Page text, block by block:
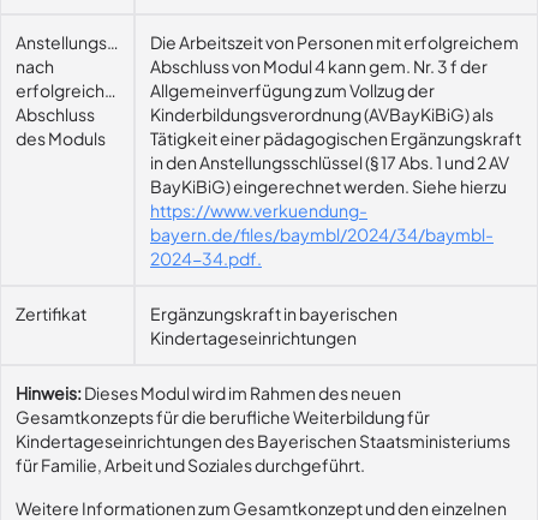
Anstellungsmöglichkeit
nach
erfolgreichem
Abschluss
des Moduls
Die Arbeitszeit von Personen mit erfolgreichem
Abschluss von Modul 4 kann gem. Nr. 3 f der
Allgemeinverfügung zum Vollzug der
Kinderbildungsverordnung (AVBayKiBiG) als
Tätigkeit einer pädagogischen Ergänzungskraft
in den Anstellungsschlüssel (§ 17 Abs. 1 und 2 AV
BayKiBiG) eingerechnet werden. Siehe hierzu
https://www.verkuendung-
bayern.de/files/baymbl/2024/34/baymbl-
2024-34.pdf.
Zertifikat
Ergänzungskraft in bayerischen
Kindertageseinrichtungen
Hinweis:Dieses Modul wird im Rahmen des neuen
Gesamtkonzepts für die berufliche Weiterbildung für
Kindertageseinrichtungen des Bayerischen Staatsministeriums
für Familie, Arbeit und Soziales durchgeführt.
Weitere Informationen zum Gesamtkonzept und den einzelnen